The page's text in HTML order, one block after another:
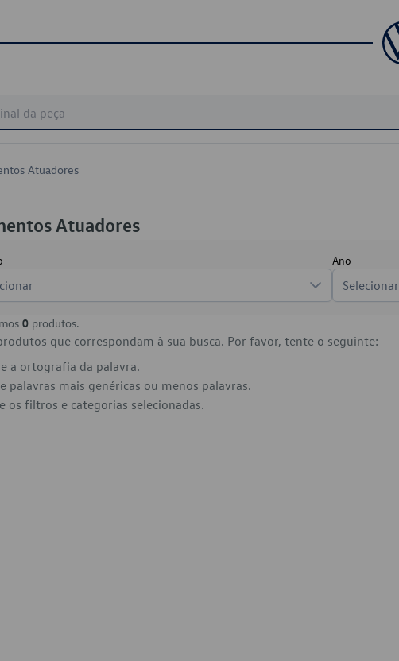
Atuadores
Atuadores
Ano
Selecionar
0 produtos.
que correspondam à sua busca. Por favor, tente o seguinte:
a ortografia da palavra.
palavras mais genéricas ou menos palavras.
os filtros e categorias selecionadas.